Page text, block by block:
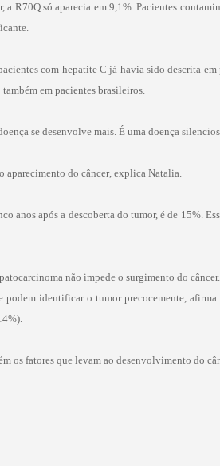
R70Q só aparecia em 9,1%. Pacientes
com hepatite C já havia sido descrita
em pacientes brasileiros.
se desenvolve mais. É uma doença
do câncer, explica Natalia.
anos após a descoberta do tumor, é de 15%.
não impede o surgimento do câncer.
identificar o tumor precocemente,
os fatores que levam ao desenvolvimento do